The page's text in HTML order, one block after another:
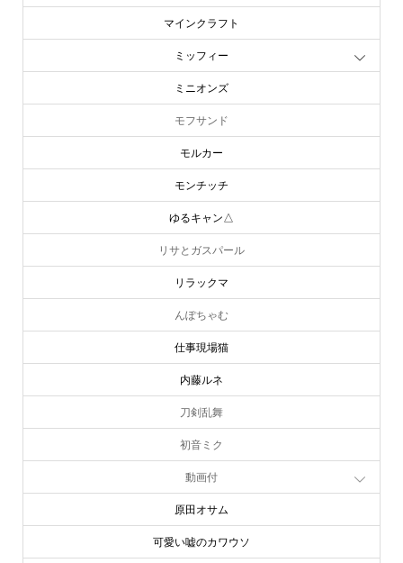
マインクラフト
ミッフィー
ミニオンズ
モフサンド
モルカー
モンチッチ
ゆるキャン△
リサとガスパール
リラックマ
んぽちゃむ
仕事現場猫
内藤ルネ
刀剣乱舞
初音ミク
動画付
原田オサム
可愛い嘘のカワウソ
company info contact us